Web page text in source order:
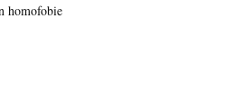
homofobie